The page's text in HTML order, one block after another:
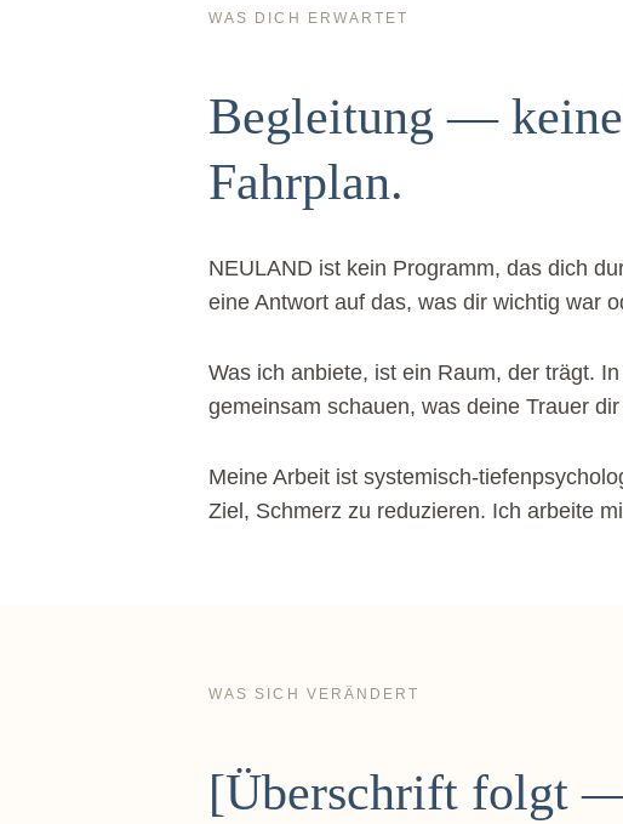
WAS DICH ERWARTET
Begleitung — keine
Fahrplan.
NEULAND ist kein Programm, das dich
eine Antwort auf das, was dir wichtig war
Was ich anbiete, ist ein Raum, der trägt.
gemeinsam schauen, was deine Trauer
Meine Arbeit ist systemisch-
Ziel, Schmerz zu reduzieren. Ich arbeite
WAS SICH VERÄNDERT
[Überschrift folgt